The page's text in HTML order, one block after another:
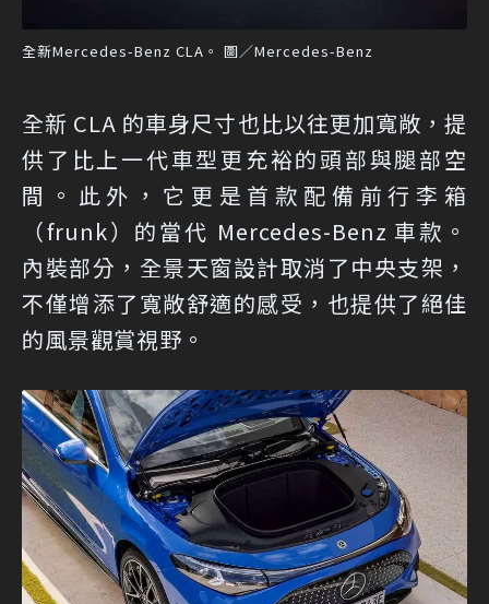
全新Mercedes-Benz CLA。 圖／Mercedes-Benz
全新 CLA 的車身尺寸也比以往更加寬敞，提
供了比上一代車型更充裕的頭部與腿部空
間。此外，它更是首款配備前行李箱
（frunk）的當代 Mercedes-Benz 車款。
內裝部分，全景天窗設計取消了中央支架，
不僅增添了寬敞舒適的感受，也提供了絕佳
的風景觀賞視野。